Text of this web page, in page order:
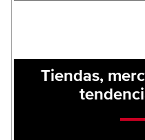
Tiendas,